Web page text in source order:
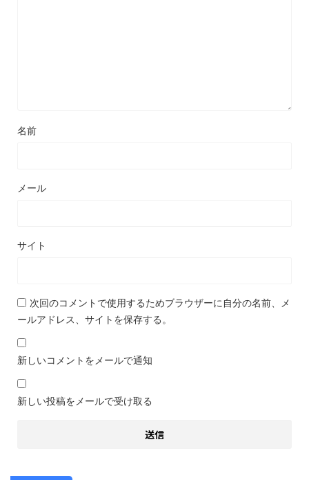
名前
メール
サイト
次回のコメントで使用するためブラウザーに自分の名前、メ
ールアドレス、サイトを保存する。
新しいコメントをメールで通知
新しい投稿をメールで受け取る